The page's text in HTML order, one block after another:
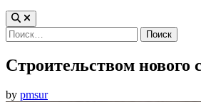
Найти:
Строительством
by pmsur